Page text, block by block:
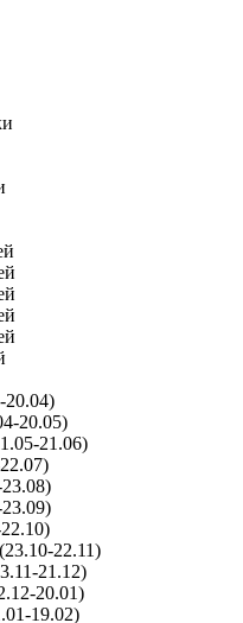
20.05)
21.06)
22.11)
21.12)
20.01)
19.02)